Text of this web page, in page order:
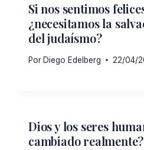
Si nos sentimos
¿necesitamos la
del judaísmo?
Por Diego Edelberg 22/04/
Dios y los seres
cambiado realmente?